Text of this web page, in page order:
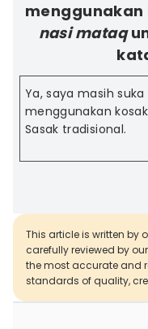
nasi mataq
Ya, saya masih suka
menggunakan
Sasak tradisional.
This article is written by
carefully reviewed by
the most accurate and
standards of quality,